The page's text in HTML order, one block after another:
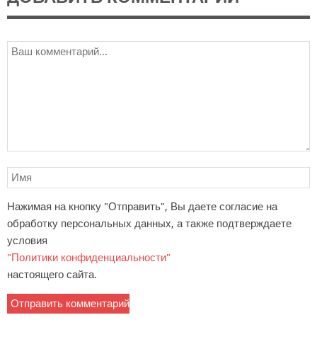
Нажимая на кнопку "Отправить", Вы даете согласие на
обработку персональных данных, а также подтверждаете
условия
"Политики конфиденциальности"
настоящего сайта.